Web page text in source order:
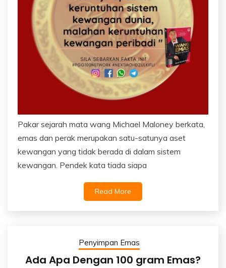
Pakar sejarah mata wang Michael Maloney berkata,
emas dan perak merupakan satu-satunya aset
kewangan yang tidak berada di dalam sistem
kewangan. Pendek kata tiada siapa
Read More
Penyimpan Emas
Ada Apa Dengan 100 gram Emas?